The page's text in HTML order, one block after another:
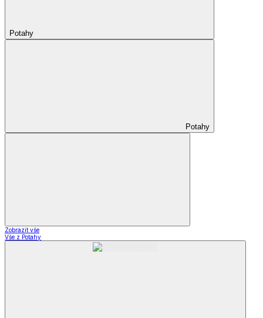
Potahy
Potahy
Zobrazit vše
Vše z Potahy